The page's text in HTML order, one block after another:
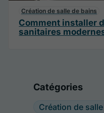
Catégories
Création de
Création de salle de bains
Comment installer
sanitaires